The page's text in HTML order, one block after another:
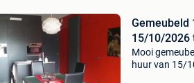
Gemeubeld
15/10/2026
Mooi
huur van 15/